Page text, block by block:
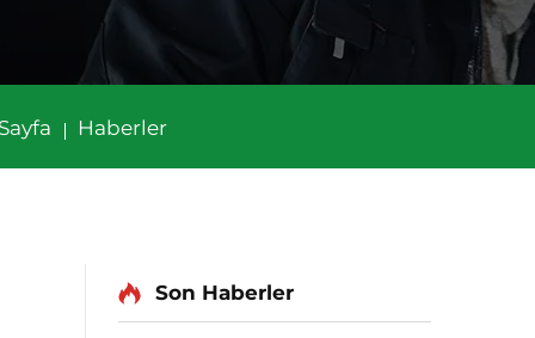
Haberler
Son Haberler